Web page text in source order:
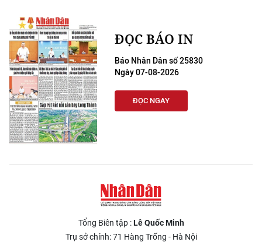
ĐỌC BÁO IN
Báo Nhân Dân số 25830
Ngày 07-08-2026
ĐỌC NGAY
Tổng Biên tập :Lê Quốc Minh
Trụ sở chính: 71 Hàng Trống - Hà Nội